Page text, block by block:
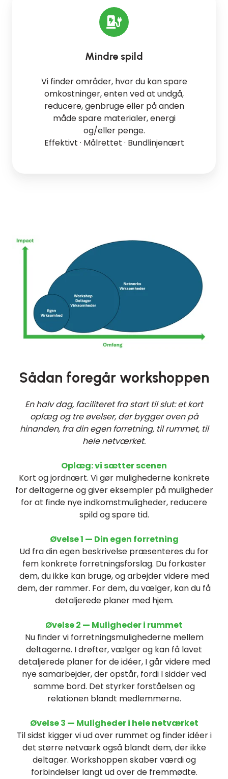
Mindre spild
Vi finder områder, hvor du kan spare
omkostninger, enten ved at undgå,
reducere, genbruge eller på anden
måde spare materialer, energi
og/eller penge.
Effektivt · Målrettet · Bundlinjenært
Sådan foregår workshoppen
En halv dag, faciliteret fra start til slut: et kort
oplæg og tre øvelser, der bygger oven på
hinanden, fra din egen forretning, til rummet, til
hele netværket.
Oplæg: vi sætter scenen
Kort og jordnært. Vi gør mulighederne konkrete
for deltagerne og giver eksempler på muligheder
for at finde nye indkomstmuligheder, reducere
spild og spare tid.
Øvelse 1 — Din egen forretning
Ud fra din egen beskrivelse præsenteres du for
fem konkrete forretningsforslag. Du forkaster
dem, du ikke kan bruge, og arbejder videre med
dem, der rammer. For dem, du vælger, kan du få
detaljerede planer med hjem.
Øvelse 2 — Muligheder i rummet
Nu finder vi forretningsmulighederne mellem
deltagerne. I drøfter, vælger og kan få lavet
detaljerede planer for de idéer, I går videre med
nye samarbejder, der opstår, fordi I sidder ved
samme bord. Det styrker forståelsen og
relationen blandt medlemmerne.
Øvelse 3 — Muligheder i hele netværket
Til sidst kigger vi ud over rummet og finder idéer i
det større netværk også blandt dem, der ikke
deltager. Workshoppen skaber værdi og
forbindelser langt ud over de fremmødte.